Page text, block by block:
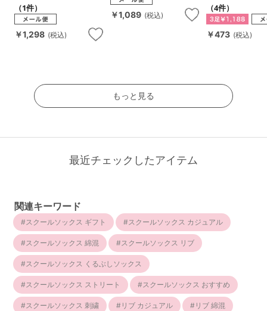
（1件）
￥1,298 (税込)
￥1,089 (税込)
（4件）
￥473 (税込)
もっと見る
最近チェックしたアイテム
関連キーワード
スクールソックス ギフト スクールソックス カジュアル
スクールソックス 綿混 スクールソックス リブ
スクールソックス くるぶしソックス
スクールソックス ストリート スクールソックス おすすめ
スクールソックス 刺繍 リブ カジュアル リブ 綿混